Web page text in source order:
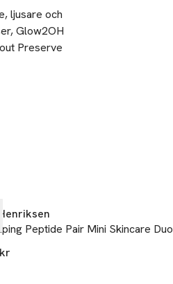
ljusare och
Glow2OH
Preserve
rörelser över
Peptide Pair Mini Skincare Duo